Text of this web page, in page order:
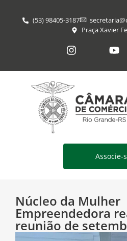
(53) 98405-3187
Praça Xavier
Associe-
Núcleo da Mulher
Empreendedora
reunião de